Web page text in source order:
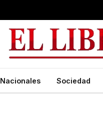
Nacionales Sociedad